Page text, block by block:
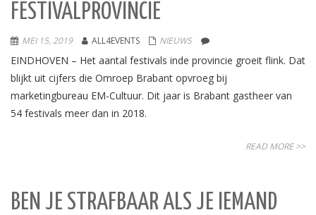
FESTIVALPROVINCIE
MEI 15, 2019 ALL4EVENTS NIEUWS
EINDHOVEN – Het aantal festivals inde provincie groeit flink. Dat
blijkt uit cijfers die Omroep Brabant opvroeg bij
marketingbureau EM-Cultuur. Dit jaar is Brabant gastheer van
54 festivals meer dan in 2018.
READ MORE >>
BEN JE STRAFBAAR ALS JE IEMAND